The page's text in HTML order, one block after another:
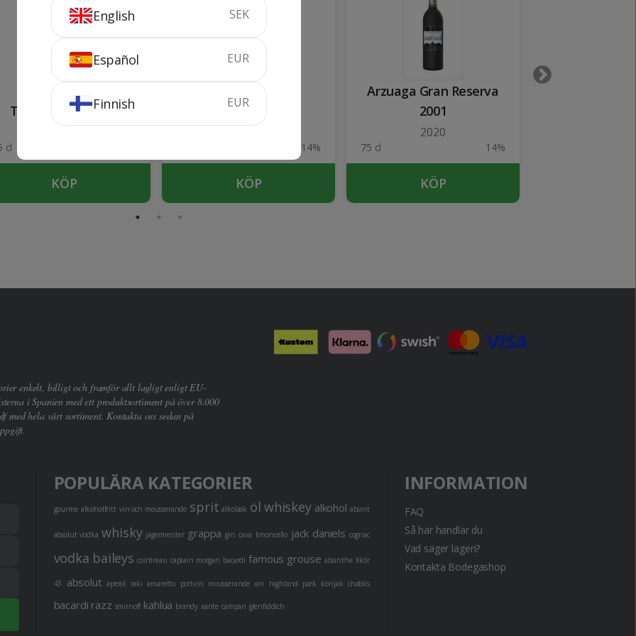
Torremorón
Tempranillo Joven
cl
KÖP
Valduero Crianza
14%
KÖP
Arzuaga Gran Reserva
2001
2020
75 cl 14%
KÖP
enkelt, billigt och framför allt lagligt enligt EU-
i Spanien med ett produktsortiment på över 8.000
hela vårt sortiment. Kontakta oss sedan på
POPULÄRA KATEGORIER
gourme alkoholfritt vin och mousserande sprit alkoläsk öl whiskey alkohol absint
absolut vodka whisky jägermeister grappa gin cava limoncello jack daniels cognac
vodka baileys cointreau captain morgan bacardi famous grouse absinthe likör
43 absolut aperol raki amaretto portvin mousserande vin highland park konjak chablis
bacardi razz smirnoff kahlua brandy xante campari glenfiddich
INFORMATION
FAQ
Så här handlar du
Vad säger lagen?
Kontakta Bodegashop
English SEK
Español EUR
Finnish EUR